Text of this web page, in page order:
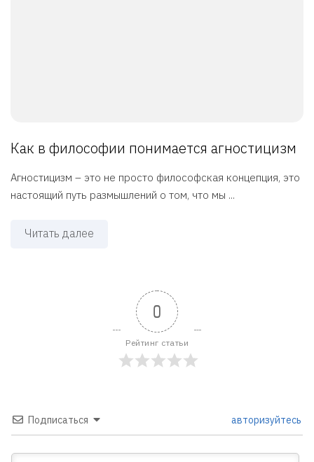
Как в философии понимается агностицизм
Агностицизм – это не просто философская концепция, это
настоящий путь размышлений о том, что мы ...
Читать далее
0
Рейтинг статьи
Подписаться авторизуйтесь